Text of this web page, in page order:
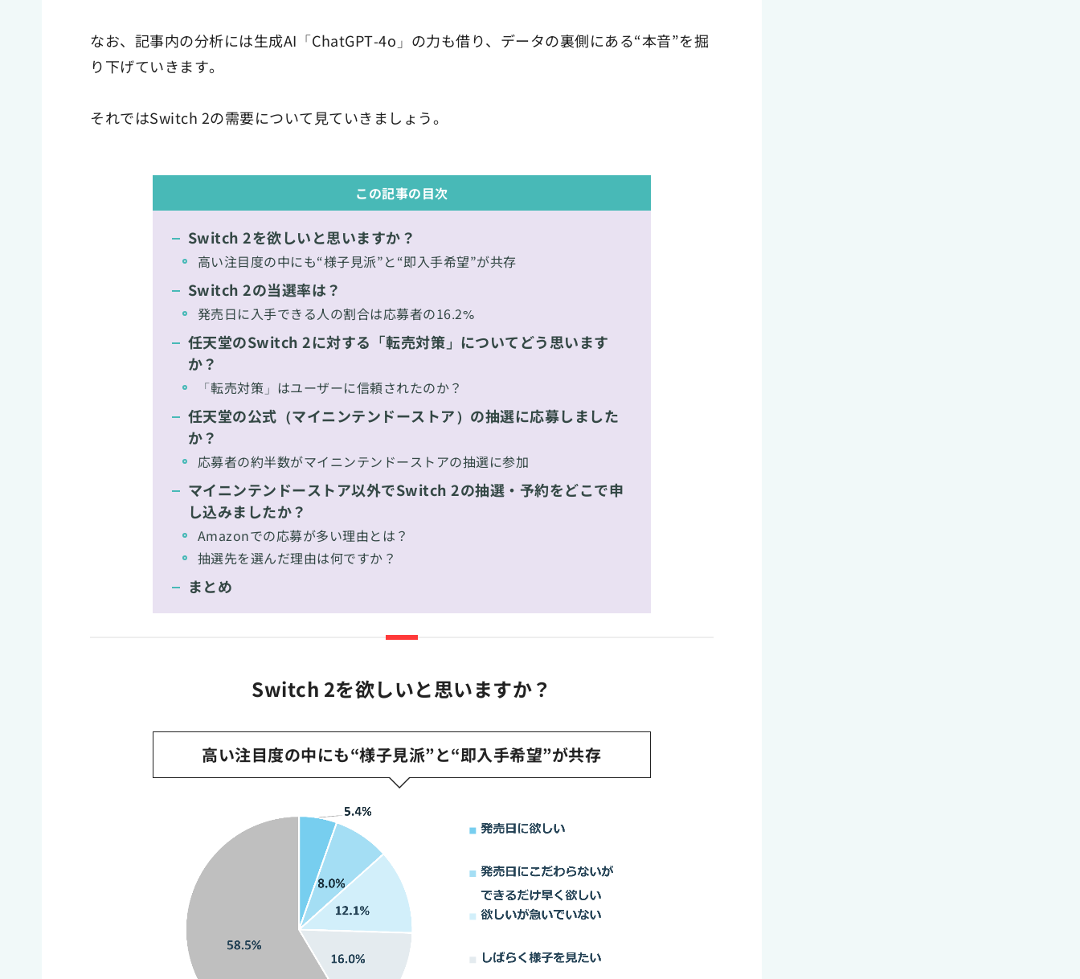
なお、記事内の分析には生成AI「ChatGPT-4o」の力も借り、データの裏側にある“本音”を掘
り下げていきます。
それではSwitch 2の需要について見ていきましょう。
この記事の目次
Switch 2を欲しいと思いますか？
高い注目度の中にも“様子見派”と“即入手希望”が共存
Switch 2の当選率は？
発売日に入手できる人の割合は応募者の16.2%
任天堂のSwitch 2に対する「転売対策」についてどう思います
か？
「転売対策」はユーザーに信頼されたのか？
任天堂の公式（マイニンテンドーストア）の抽選に応募しました
か？
応募者の約半数がマイニンテンドーストアの抽選に参加
マイニンテンドーストア以外でSwitch 2の抽選・予約をどこで申
し込みましたか？
Amazonでの応募が多い理由とは？
抽選先を選んだ理由は何ですか？
まとめ
Switch 2を欲しいと思いますか？
高い注目度の中にも“様子見派”と“即入手希望”が共存